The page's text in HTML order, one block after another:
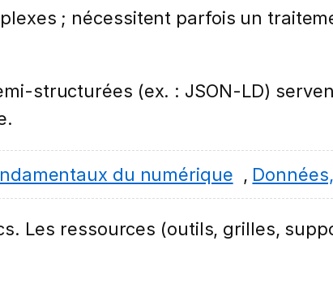
; nécessitent parfois un
structurées (ex. : JSON-LD)
du numérique ,
Les ressources (outils, grilles,